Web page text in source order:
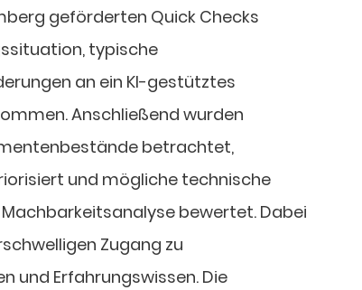
geförderten Quick Checks
typische
an ein KI-gestütztes
Anschließend wurden
betrachtet,
und mögliche technische
bewertet. Dabei
Zugang zu
und Erfahrungswissen. Die